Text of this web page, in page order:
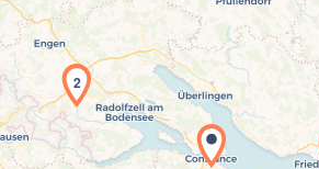
Laden der Karte...
2